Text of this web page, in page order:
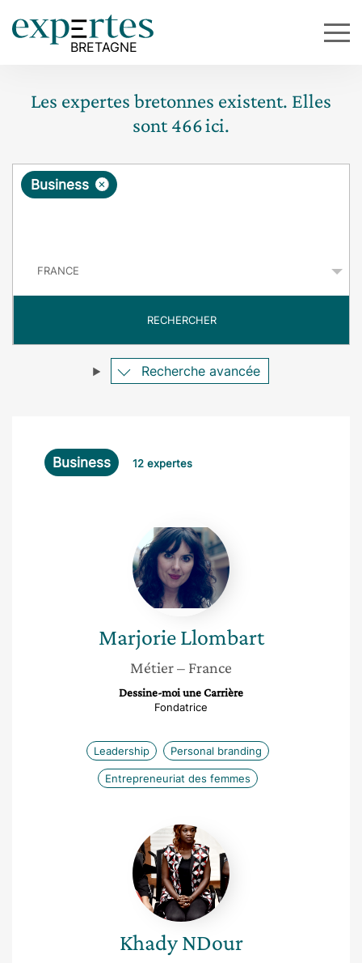
Les expertes bretonnes existent. Elles
sont466ici.
R
ê
e
×
Business
RECHERCHER
Recherche avancée
Business 12 expertes
Marjorie
Llombart
Marjorie Llombart
Métier– France
Dessine-moi une Carrière
Fondatrice
Leadership Personal branding
Entrepreneuriat des femmes
Khady
NDour
Khady NDour